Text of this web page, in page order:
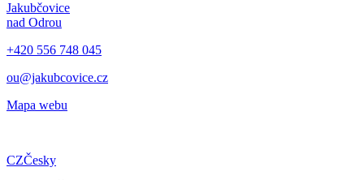
Jakubčovice
nad Odrou
+420 556 748 045
ou@jakubcovice.cz
Mapa webu
CZČesky